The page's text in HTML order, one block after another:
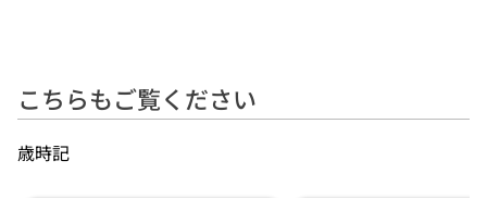
こちらもご覧ください
歳時記